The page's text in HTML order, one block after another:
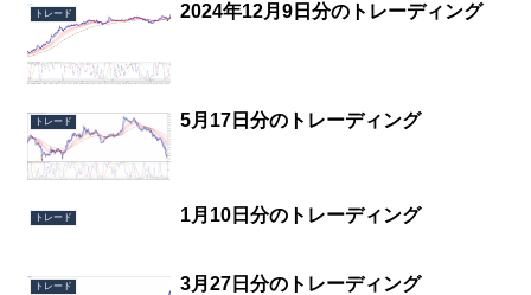
トレード 2024年12月9日分のトレーディング
トレード 5月17日分のトレーディング
トレード 1月10日分のトレーディング
トレード 3月27日分のトレーディング